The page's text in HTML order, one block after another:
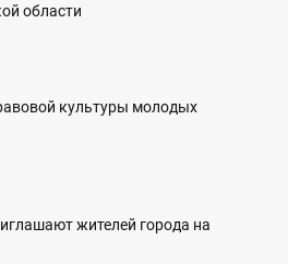
области
культуры молодых
жителей города на